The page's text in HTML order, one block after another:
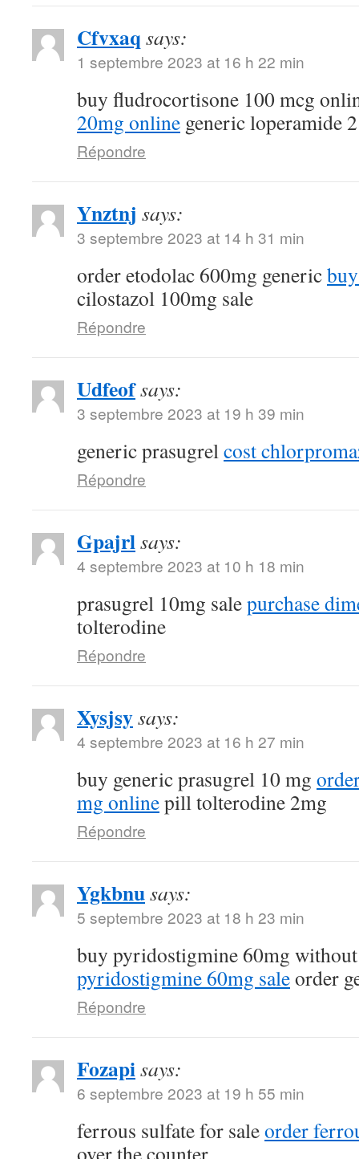
Cfvxaq says:
1 septembre 2023 at 16 h 22 min
buy fludrocortisone 100 mcg
20mg online generic loperamide
Répondre
Ynztnj says:
3 septembre 2023 at 14 h 31 min
order etodolac 600mg generic
cilostazol 100mg sale
Répondre
Udfeofsays:
3 septembre 2023 at 19 h 39 min
generic prasugrelcost
Répondre
Gpajrlsays:
4 septembre 2023 at 10 h 18 min
prasugrel 10mg salepurchase
tolterodine
Répondre
Xysjsysays:
4 septembre 2023 at 16 h 27 min
buy generic prasugrel 10 mg
mg onlinepill tolterodine 2mg
Répondre
Ygkbnusays:
5 septembre 2023 at 18 h 23 min
buy pyridostigmine 60mg
pyridostigmine 60mg saleorder
Répondre
Fozapisays:
6 septembre 2023 at 19 h 55 min
ferrous sulfate for saleorder
over the counter